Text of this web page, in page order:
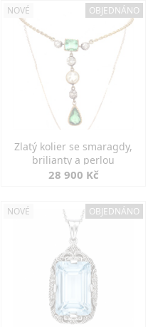
NOVÉ OBJEDNÁNO
Zlatý kolier se smaragdy,
brilianty a perlou
28 900 Kč
NOVÉ OBJEDNÁNO